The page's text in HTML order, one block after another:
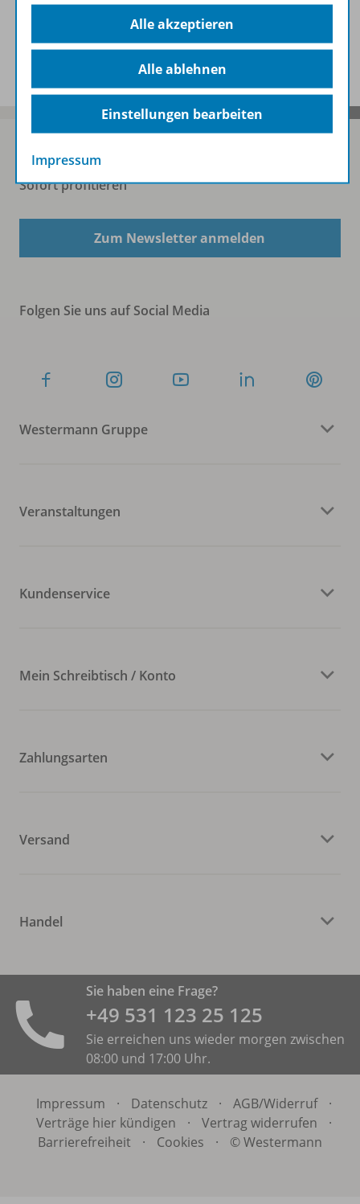
Spar-Pakete
Sofort profitieren
Zum Newsletter anmelden
Folgen Sie uns auf Social Media
Westermann Gruppe
Veranstaltungen
Kundenservice
Mein Schreibtisch / Konto
Zahlungsarten
Versand
Handel
Sie haben eine Frage?
+49 531 ­123 25 125
Sie erreichen uns wieder morgen zwischen
08:00 und 17:00 Uhr.
Impressum · Datenschutz · AGB/Widerruf
·
Verträge hier kündigen
· Vertrag widerrufen
·
Barrierefreiheit
· Cookies · © Westermann
Alle akzeptieren
Alle ablehnen
Einstellungen bearbeiten
Impressum